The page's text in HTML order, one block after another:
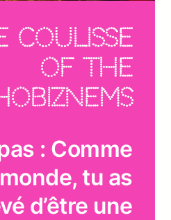
coulisse
of the
: Comme
tu as
d’être une